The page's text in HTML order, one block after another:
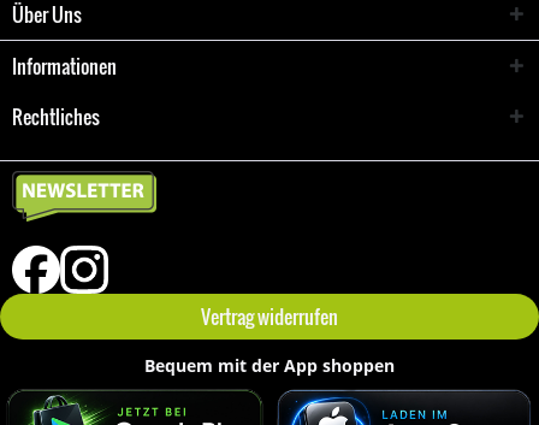
Über Uns
Informationen
Rechtliches
Vertrag widerrufen
Bequem mit der App shoppen